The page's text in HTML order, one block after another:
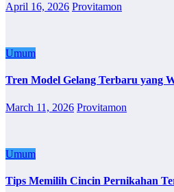
April 16, 2026 Provitamon
Umum
Tren Model Gelang Terbaru yang
March 11, 2026 Provitamon
Umum
Tips Memilih Cincin Pernikahan